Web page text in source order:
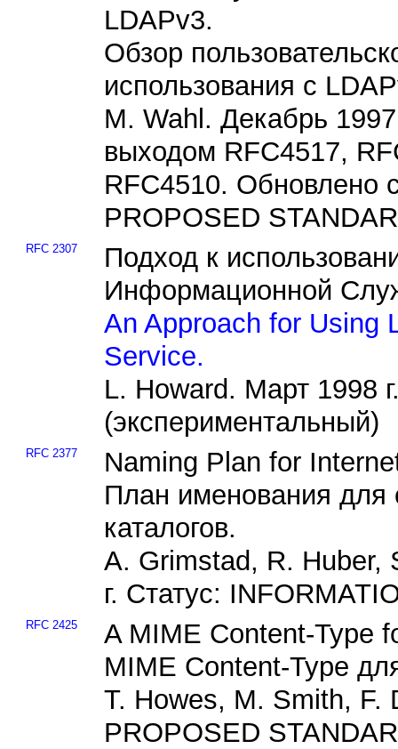
LDAPv3.
Обзор
использования с
M. Wahl. Декабрь
выходом RFC4517,
RFC4510. Обновлено
PROPOSED
RFC 2307
Подход к
Информационной
An Approach for Using
Service.
L. Howard. Март 1998
(экспериментальный)
RFC 2377
Naming Plan for
План именования для
каталогов.
A. Grimstad, R. Huber,
г. Статус:
RFC 2425
A MIME Content-Type
MIME Content-Type
T. Howes, M. Smith, F.
PROPOSED